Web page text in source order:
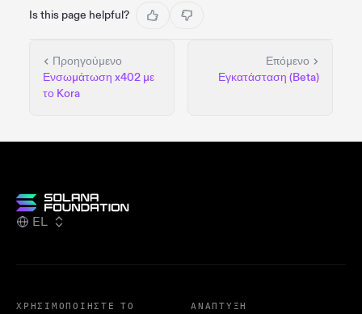
Is this page helpful?
Προηγούμενο
Ενσωμάτωση x402 με
το Kora
Επόμενο
Εγκατάσταση (Beta)
EL
ΧΡΗΣΙΜΟΠΟΙΉΣΤΕ ΤΟ
ΑΝΆΠΤΥΞΗ